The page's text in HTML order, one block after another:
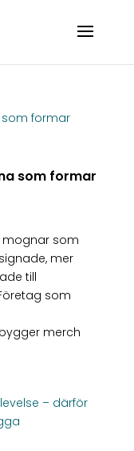
som formar
mognar som
mer
till
som
merch